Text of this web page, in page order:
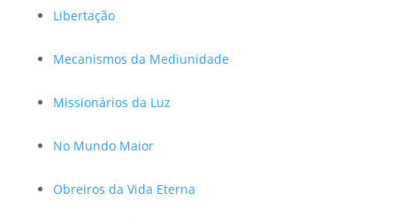
Libertação
Mecanismos da Mediunidade
Missionários da Luz
No Mundo Maior
Obreiros da Vida Eterna